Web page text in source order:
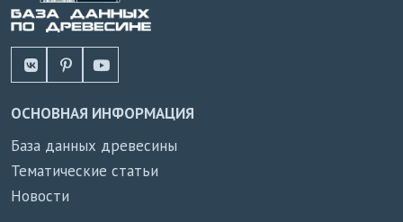
ОСНОВНАЯ ИНФОРМАЦИЯ
База данных древесины
Тематические статьи
Новости